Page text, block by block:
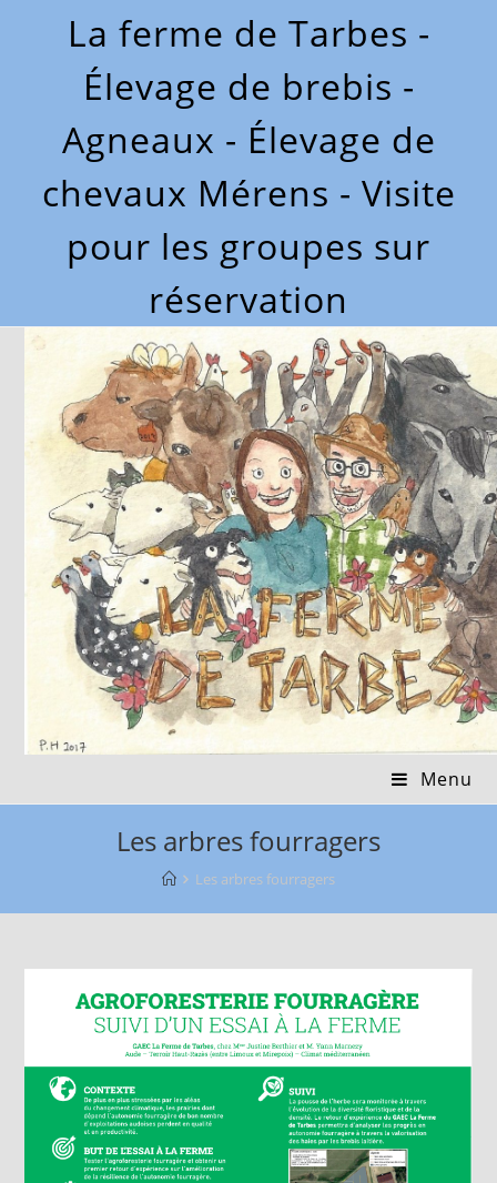
La ferme de Tarbes -
Élevage de brebis -
Agneaux - Élevage de
chevaux Mérens - Visite
pour les groupes sur
réservation
Menu
Les arbres fourragers
Les arbres fourragers